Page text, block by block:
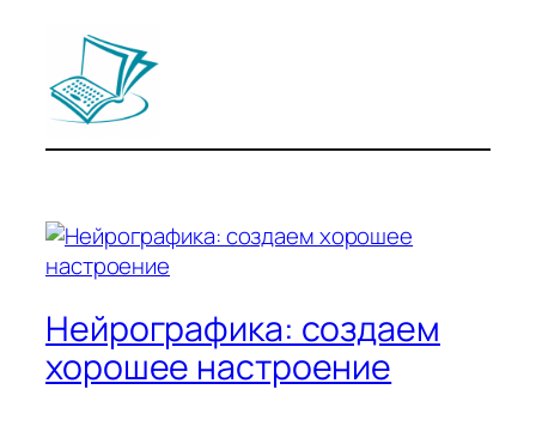
Нейрографика: создаем
хорошее настроение